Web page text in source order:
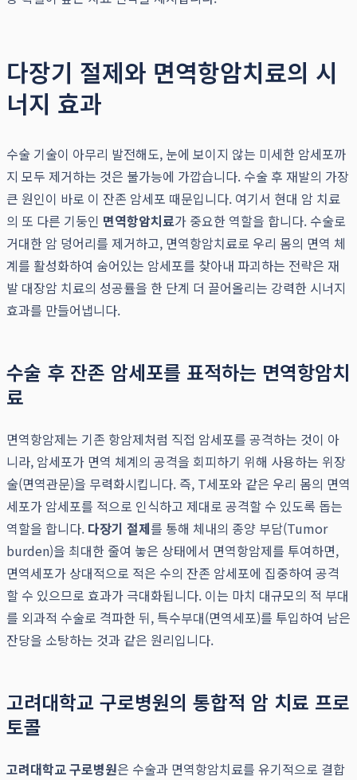
다장기 절제와 면역항암치료의 시
너지 효과
수술 기술이 아무리 발전해도, 눈에 보이지 않는 미세한 암세포까
지 모두 제거하는 것은 불가능에 가깝습니다. 수술 후 재발의 가장
큰 원인이 바로 이 잔존 암세포 때문입니다. 여기서 현대 암 치료
의 또 다른 기둥인 면역항암치료가 중요한 역할을 합니다. 수술로
거대한 암 덩어리를 제거하고, 면역항암치료로 우리 몸의 면역 체
계를 활성화하여 숨어있는 암세포를 찾아내 파괴하는 전략은 재
발 대장암 치료의 성공률을 한 단계 더 끌어올리는 강력한 시너지
효과를 만들어냅니다.
수술 후 잔존 암세포를 표적하는 면역항암치
료
면역항암제는 기존 항암제처럼 직접 암세포를 공격하는 것이 아
니라, 암세포가 면역 체계의 공격을 회피하기 위해 사용하는 위장
술(면역관문)을 무력화시킵니다. 즉, T세포와 같은 우리 몸의 면역
세포가 암세포를 적으로 인식하고 제대로 공격할 수 있도록 돕는
역할을 합니다. 다장기 절제를 통해 체내의 종양 부담(Tumor
burden)을 최대한 줄여 놓은 상태에서 면역항암제를 투여하면,
면역세포가 상대적으로 적은 수의 잔존 암세포에 집중하여 공격
할 수 있으므로 효과가 극대화됩니다. 이는 마치 대규모의 적 부대
를 외과적 수술로 격파한 뒤, 특수부대(면역세포)를 투입하여 남은
잔당을 소탕하는 것과 같은 원리입니다.
고려대학교 구로병원의 통합적 암 치료 프로
토콜
고려대학교 구로병원은 수술과 면역항암치료를 유기적으로 결합